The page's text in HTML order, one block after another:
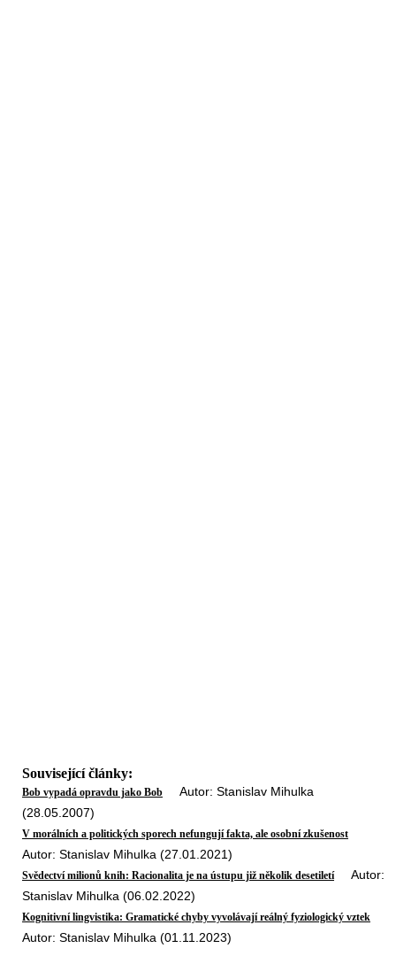
Související články:
Bob vypadá opravdu jako Bob Autor: Stanislav Mihulka
(28.05.2007)
V morálních a politických sporech nefungují fakta, ale osobní zkušenost
Autor: Stanislav Mihulka (27.01.2021)
Svědectví milionů knih: Racionalita je na ústupu již několik desetiletíAutor:
Stanislav Mihulka (06.02.2022)
Kognitivní lingvistika: Gramatické chyby vyvolávají reálný fyziologický vztek
Autor: Stanislav Mihulka (01.11.2023)